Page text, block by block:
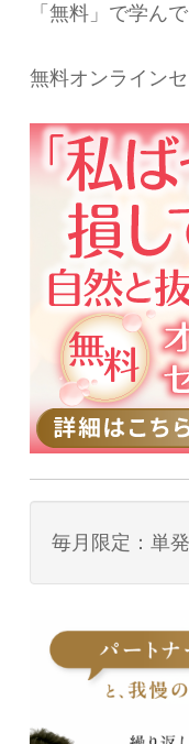
「無料」で学ん
無料オンライン
毎月限定：単